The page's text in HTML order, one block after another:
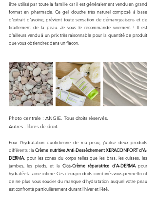
être utilisé par toute la famille car il est généralement vendu en grand
format en pharmacie. Ce gel douche très naturel composé à base
d'extrait d'avoine, prévient toute sensation de démangeaisons et de
tiraillement de la peau. Je vous le recommande vivement ! Il est
d'ailleurs vendu à un prix très raisonnable pour la quantité de produit
que vous obtiendrez dans un flacon.
Photo centrale : ANGIE. Tous droits réservés.
Autres : libres de droit.
Pour l'hydratation quotidienne de ma peau, j'utilise deux produits
différents : la Crème nutritive Anti-Dessèchement XERACONFORT d'A-
DERMA , pour les zones du corps telles que les bras, les cuisses, les
jambes, les pieds, et la Cica-Crème réparatrice d'A-DERMA pour
hydratée la zone intime. Ces deux produits combinés vous permettront
de ne plus vous soucier du manque d'hydratation auquel votre peau
est confronté particulièrement durant l'hiver et l'été.